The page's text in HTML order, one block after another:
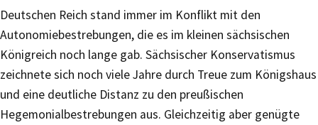
Deutschen Reich stand immer im Konflikt mit den
Autonomiebestrebungen, die es im kleinen sächsischen
Königreich noch lange gab. Sächsischer Konservatismus
zeichnete sich noch viele Jahre durch Treue zum Königshaus
und eine deutliche Distanz zu den preußischen
Hegemonialbestrebungen aus. Gleichzeitig aber genügte